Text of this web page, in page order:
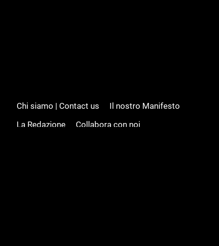
Chi siamo | Contact us
Il nostro Manifesto
La Redazione
Collabora con noi